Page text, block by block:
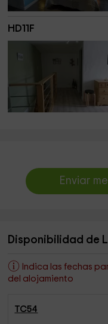
HD11F
Enviar
Disponibilidad de
Indica las fechas
del alojamiento
TC54